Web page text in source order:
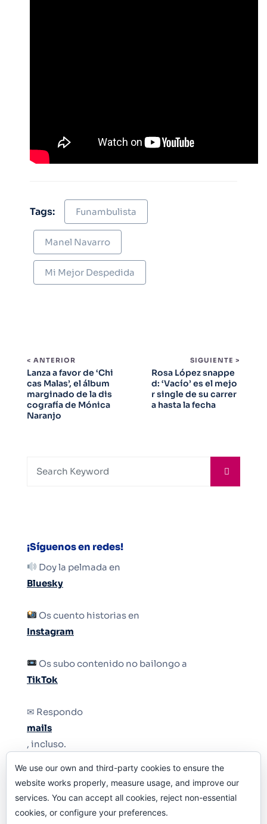
Tags: Funambulista
Manel Navarro
Mi Mejor Despedida
< ANTERIOR
Lanza a favor de ‘Chi
cas Malas’, el álbum
marginado de la dis
cografía de Mónica
Naranjo
SIGUIENTE >
Rosa López snappe
d: ‘Vacío’ es el mejo
r single de su carrer
a hasta la fecha
¡Síguenos en redes!
Doy la pelmada en
Bluesky
Os cuento historias en
Instagram
Os subo contenido no bailongo a
TikTok
✉ Respondo
mails
, incluso.
Y si una persona no puede tener teléfono, que
le quiten el teléfono.
We use our own and third-party cookies to ensure the
website works properly, measure usage, and improve our
services. You can accept all cookies, reject non-essential
cookies, or configure your preferences.